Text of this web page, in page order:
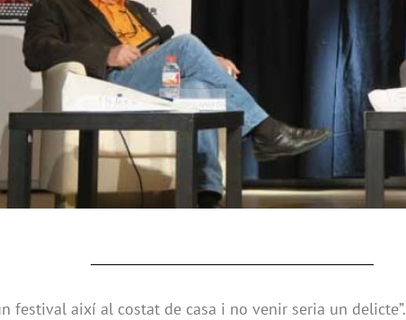
festival així al costat de casa i no venir seria un delicte”.